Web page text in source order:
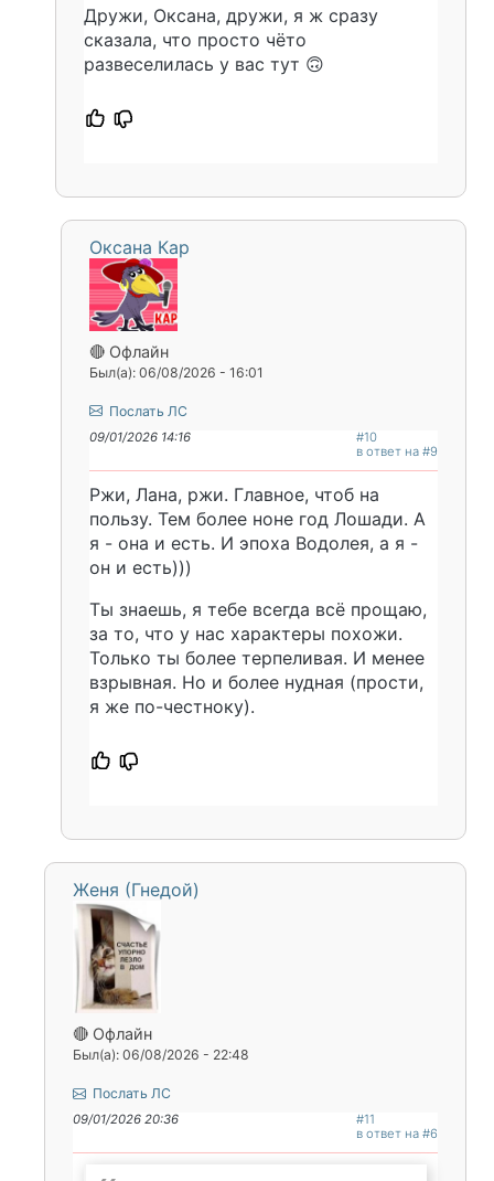
Дружи, Оксана, дружи, я ж сразу
сказала, что просто чёто
развеселилась у вас тут 🙃
Оксана Кар
🔴 Офлайн
Был(а): 06/08/2026 - 16:01
Послать ЛС
09/01/2026 14:16
#10
в ответ на #9
Ржи, Лана, ржи. Главное, чтоб на
пользу. Тем более ноне год Лошади. А
я - она и есть. И эпоха Водолея, а я -
он и есть)))
Ты знаешь, я тебе всегда всё прощаю,
за то, что у нас характеры похожи.
Только ты более терпеливая. И менее
взрывная. Но и более нудная (прости,
я же по-честноку).
Женя (Гнедой)
🔴 Офлайн
Был(а): 06/08/2026 - 22:48
Послать ЛС
09/01/2026 20:36
#11
в ответ на #6